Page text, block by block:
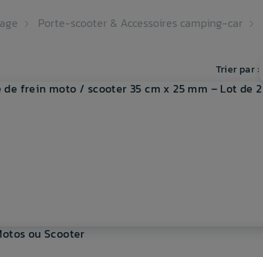
Porte-scooter & Accessoires camping-car
Trier par :
frein moto / scooter 35 cm x 25 mm – Lot de 2
ou Scooter